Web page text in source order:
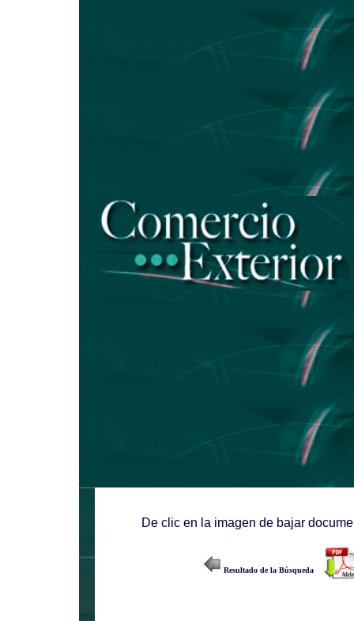
De clic en la imagen de bajar
Resultado de la Búsqueda